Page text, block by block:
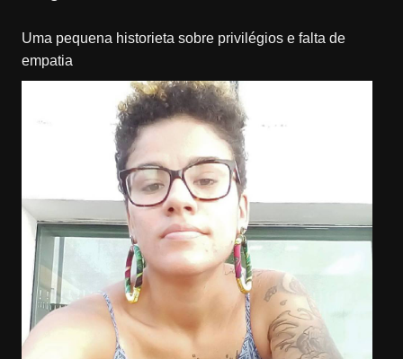
Uma pequena historieta sobre privilégios e falta de
empatia